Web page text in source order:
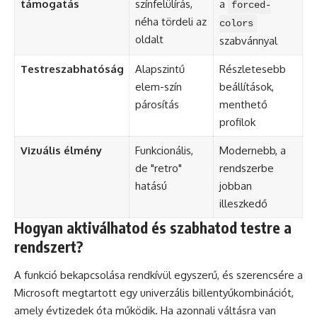
támogatás
színfelülírás,
néha tördeli az
oldalt
a
forced-
colors
szabvánnyal
Testreszabhatóság
Alapszintű
elem-szín
párosítás
Részletesebb
beállítások,
menthető
profilok
Vizuális élmény
Funkcionális,
de "retro"
hatású
Modernebb, a
rendszerbe
jobban
illeszkedő
Hogyan aktiválhatod és szabhatod testre a
rendszert?
A funkció bekapcsolása rendkívül egyszerű, és szerencsére a
Microsoft megtartott egy univerzális billentyűkombinációt,
amely évtizedek óta működik. Ha azonnali váltásra van